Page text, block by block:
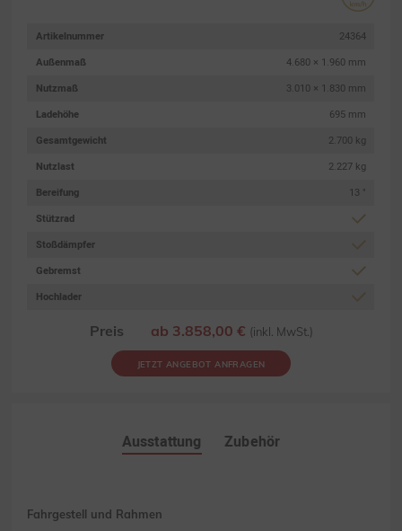
Artikelnummer
24364
Außenmaß
4.680 × 1.960 mm
Nutzmaß
3.010 × 1.830 mm
Ladehöhe
695 mm
Gesamtgewicht
2.700 kg
Nutzlast
2.227 kg
Bereifung
13 "
Stützrad
Stoßdämpfer
Gebremst
Hochlader
Preis ab 3.858,00 € (inkl. MwSt.)
JETZT ANGEBOT ANFRAGEN
Ausstattung Zubehör
Fahrgestell und Rahmen